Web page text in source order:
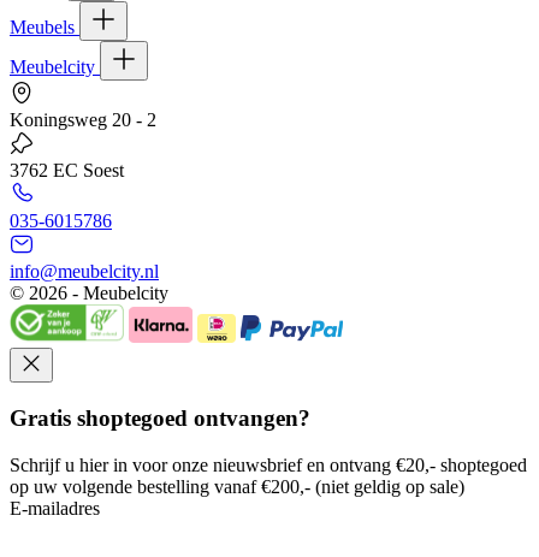
Meubels
Meubelcity
Koningsweg 20 - 2
3762 EC Soest
035-6015786
info@meubelcity.nl
© 2026 - Meubelcity
Gratis shoptegoed ontvangen?
Schrijf u hier in voor onze nieuwsbrief en ontvang €20,- shoptegoed
op uw volgende bestelling vanaf €200,- (niet geldig op sale)
E-mailadres